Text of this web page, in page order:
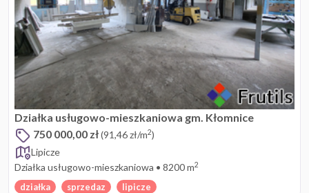
Działka usługowo-mieszkaniowa gm. Kłomnice
750 000,00 zł(91,46 zł/m2)
Lipicze
Działka usługowo-mieszkaniowa • 8200 m2
działka sprzedaz lipicze